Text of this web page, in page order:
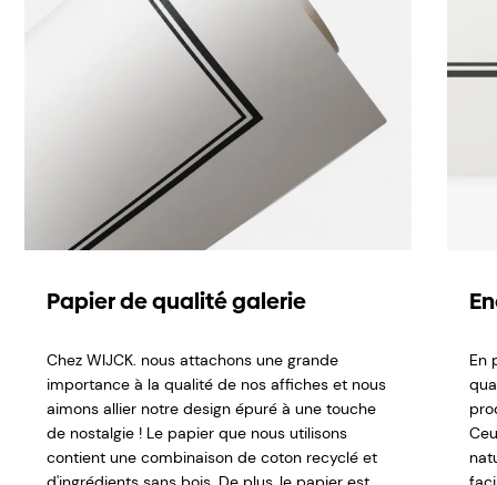
Papier de qualité galerie
Chez WIJCK. nous attachons une grande
importance à la qualité de nos affiches et nous
aimons allier notre design épuré à une touche
de nostalgie ! Le papier que nous utilisons
contient une combinaison de coton recyclé et
En